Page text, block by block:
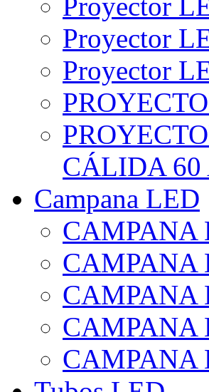
Proyector
Proyector
CÁLIDA 60
Campana LED
CAMPANA
CAMPANA
CAMPANA
CAMPANA
CAMPANA